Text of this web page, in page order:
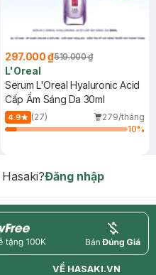
297.000 ₫519.000 ₫
L'Oreal
Serum L'Oreal Hyaluronic Acid
Cấp Ẩm Sáng Da 30ml
4.9 (27)
279/tháng
10%
Đăng nhập
price
VỀ HASAKI.VN